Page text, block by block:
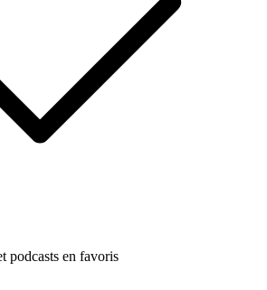
podcasts en favoris